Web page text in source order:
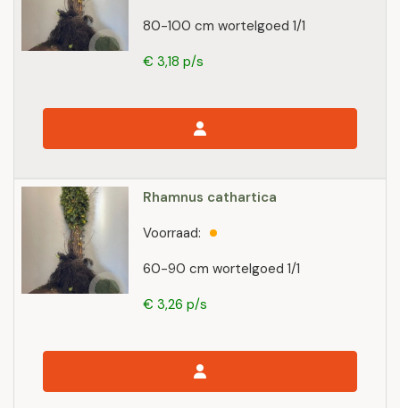
80-100 cm wortelgoed 1/1
€ 3,18 p/s
Rhamnus cathartica
60-90 cm wortelgoed 1/1
Voorraad:
€ 3,26 p/s